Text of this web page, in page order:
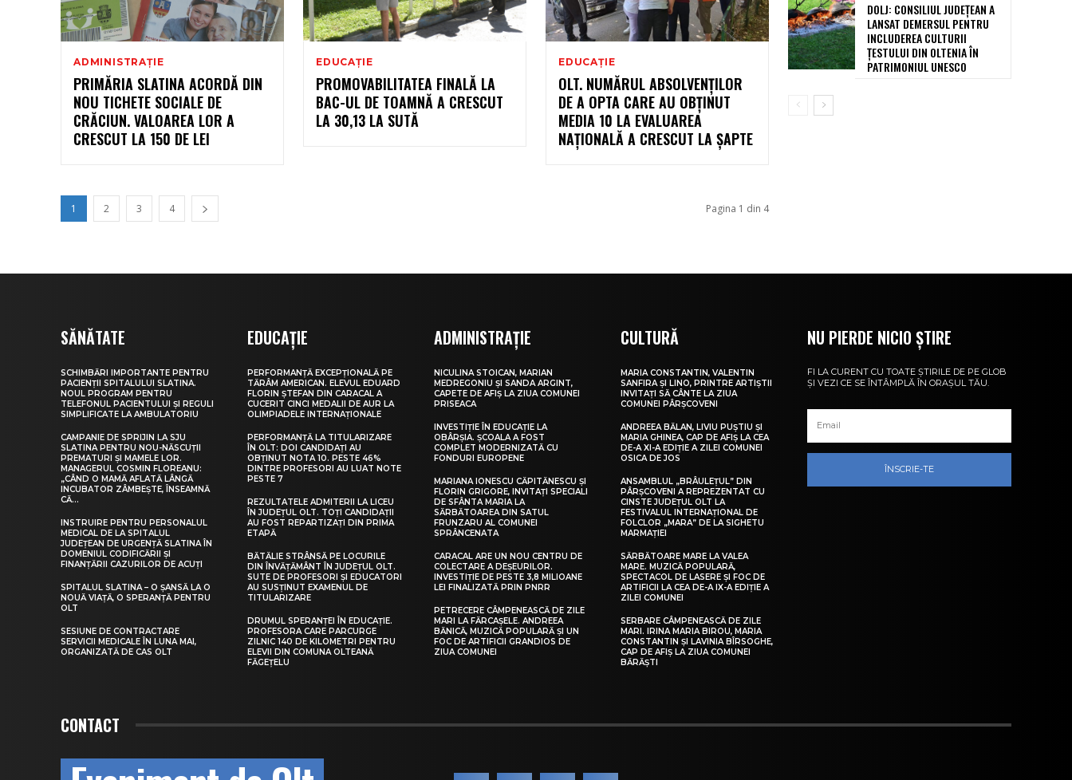
ADMINISTRAȚIE
PRIMĂRIA SLATINA ACORDĂ DIN
NOU TICHETE SOCIALE DE
CRĂCIUN. VALOAREA LOR A
CRESCUT LA 150 DE LEI
EDUCAȚIE
PROMOVABILITATEA FINALĂ LA
BAC-UL DE TOAMNĂ A CRESCUT
LA 30,13 LA SUTĂ
EDUCAȚIE
OLT. NUMĂRUL ABSOLVENȚILOR
DE A OPTA CARE AU OBȚINUT
MEDIA 10 LA EVALUAREA
NAȚIONALĂ A CRESCUT LA ȘAPTE
1 2 3 4 Pagina 1 din 4
DOLJ: CONSILIUL JUDEȚEAN A
LANSAT DEMERSUL PENTRU
INCLUDEREA CULTURII
ȚESTULUI DIN OLTENIA ÎN
PATRIMONIUL UNESCO
SĂNĂTATE
SCHIMBĂRI IMPORTANTE PENTRU
PACIENȚII SPITALULUI SLATINA.
NOUL PROGRAM PENTRU
TELEFONUL PACIENTULUI ȘI REGULI
SIMPLIFICATE LA AMBULATORIU
CAMPANIE DE SPRIJIN LA SJU
SLATINA PENTRU NOU-NĂSCUȚII
PREMATURI ȘI MAMELE LOR.
MANAGERUL COSMIN FLOREANU:
„CÂND O MAMĂ AFLATĂ LÂNGĂ
INCUBATOR ZÂMBEȘTE, ÎNSEAMNĂ
CĂ...
INSTRUIRE PENTRU PERSONALUL
MEDICAL DE LA SPITALUL
JUDEȚEAN DE URGENȚĂ SLATINA ÎN
DOMENIUL CODIFICĂRII ȘI
FINANȚĂRII CAZURILOR DE ACUȚI
SPITALUL SLATINA – O ȘANSĂ LA O
NOUĂ VIAȚĂ, O SPERANȚĂ PENTRU
OLT
SESIUNE DE CONTRACTARE
SERVICII MEDICALE ÎN LUNA MAI,
ORGANIZATĂ DE CAS OLT
EDUCAȚIE
PERFORMANȚĂ EXCEPȚIONALĂ PE
TĂRÂM AMERICAN. ELEVUL EDUARD
FLORIN ȘTEFAN DIN CARACAL A
CUCERIT CINCI MEDALII DE AUR LA
OLIMPIADELE INTERNAȚIONALE
PERFORMANȚĂ LA TITULARIZARE
ÎN OLT: DOI CANDIDAȚI AU
OBȚINUT NOTA 10. PESTE 46%
DINTRE PROFESORI AU LUAT NOTE
PESTE 7
REZULTATELE ADMITERII LA LICEU
ÎN JUDEȚUL OLT. TOȚI CANDIDAȚII
AU FOST REPARTIZAȚI DIN PRIMA
ETAPĂ
BĂTĂLIE STRÂNSĂ PE LOCURILE
DIN ÎNVĂȚĂMÂNT ÎN JUDEȚUL OLT.
SUTE DE PROFESORI ȘI EDUCATORI
AU SUSȚINUT EXAMENUL DE
TITULARIZARE
DRUMUL SPERANȚEI ÎN EDUCAȚIE.
PROFESORA CARE PARCURGE
ZILNIC 140 DE KILOMETRI PENTRU
ELEVII DIN COMUNA OLTEANĂ
FĂGEȚELU
ADMINISTRAȚIE
NICULINA STOICAN, MARIAN
MEDREGONIU ȘI SANDA ARGINT,
CAPETE DE AFIȘ LA ZIUA COMUNEI
PRISEACA
INVESTIȚIE ÎN EDUCAȚIE LA
OBÂRȘIA. ȘCOALA A FOST
COMPLET MODERNIZATĂ CU
FONDURI EUROPENE
MARIANA IONESCU CĂPITĂNESCU ȘI
FLORIN GRIGORE, INVITAȚI SPECIALI
DE SFÂNTA MARIA LA
SĂRBĂTOAREA DIN SATUL
FRUNZARU AL COMUNEI
SPRÂNCENATA
CARACAL ARE UN NOU CENTRU DE
COLECTARE A DEȘEURILOR.
INVESTIȚIE DE PESTE 3,8 MILIOANE
LEI FINALIZATĂ PRIN PNRR
PETRECERE CÂMPENEASCĂ DE ZILE
MARI LA FĂRCAȘELE. ANDREEA
BĂNICĂ, MUZICĂ POPULARĂ ȘI UN
FOC DE ARTIFICII GRANDIOS DE
ZIUA COMUNEI
CULTURĂ
MARIA CONSTANTIN, VALENTIN
SANFIRA ȘI LINO, PRINTRE ARTIȘTII
INVITAȚI SĂ CÂNTE LA ZIUA
COMUNEI PÂRȘCOVENI
ANDREEA BĂLAN, LIVIU PUȘTIU ȘI
MARIA GHINEA, CAP DE AFIȘ LA CEA
DE-A XI-A EDIȚIE A ZILEI COMUNEI
OSICA DE JOS
ANSAMBLUL „BRÂULEȚUL” DIN
PÂRȘCOVENI A REPREZENTAT CU
CINSTE JUDEȚUL OLT LA
FESTIVALUL INTERNAȚIONAL DE
FOLCLOR „MARA” DE LA SIGHETU
MARMAȚIEI
SĂRBĂTOARE MARE LA VALEA
MARE. MUZICĂ POPULARĂ,
SPECTACOL DE LASERE ȘI FOC DE
ARTIFICII LA CEA DE-A IX-A EDIȚIE A
ZILEI COMUNEI
SERBARE CÂMPENEASCĂ DE ZILE
MARI. IRINA MARIA BIROU, MARIA
CONSTANTIN ȘI LAVINIA BÎRSOGHE,
CAP DE AFIȘ LA ZIUA COMUNEI
BĂRĂȘTI
NU PIERDE NICIO ȘTIRE
FI LA CURENT CU TOATE ȘTIRILE DE PE GLOB
ȘI VEZI CE SE ÎNTÂMPLĂ ÎN ORAȘUL TĂU.
ÎNSCRIE-TE
CONTACT